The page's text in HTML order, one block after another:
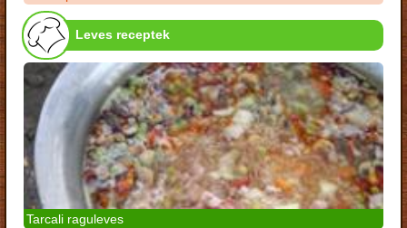
Leves receptek
Tarcali raguleves